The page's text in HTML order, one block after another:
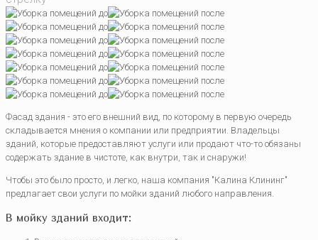
Фасад здания - это его внешний вид, по которому в первую очередь
складывается мнения о компании или предприятии. Владельцы
зданий, которые предоставляют услуги или продают что-то обязаны
содержать здание в чистоте, как внутри, так и снаружи!
Чтобы это было просто, и легко, наша компания "Калина Клининг"
предлагает свои услуги по мойки зданий любого направления.
В мойку зданий входит: